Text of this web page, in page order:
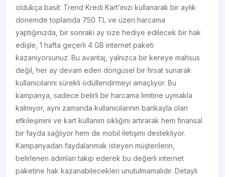
oldukça basit: Trend Kredi Kart’ınızı kullanarak bir aylık
dönemde toplamda 750 TL ve üzeri harcama
yaptığınızda, bir sonraki ay size hediye edilecek bir hak
edişle, 1 hafta geçerli 4 GB internet paketi
kazanıyorsunuz. Bu avantaj, yalnızca bir kereye mahsus
değil, her ay devam eden döngüsel bir fırsat sunarak
kullanıcılarını sürekli ödüllendirmeyi amaçlıyor. Bu
kampanya, sadece belirli bir harcama limitine uymakla
kalmıyor, aynı zamanda kullanıcılarının bankayla olan
etkileşimini ve kart kullanım sıklığını artırarak hem finansal
bir fayda sağlıyor hem de mobil iletişimi destekliyor.
Kampanyadan faydalanmak isteyen müşterilerin,
belirlenen adımları takip ederek bu değerli internet
paketine hak kazanabilecekleri unutulmamalıdır. Detaylı